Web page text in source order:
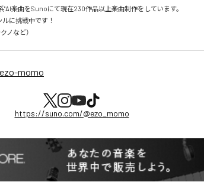
楽曲をSunoにて現在230作品以上楽曲制作をしています。
に挑戦中です！
ノなど）
ezo-momo
https://suno.com/@ezo_momo